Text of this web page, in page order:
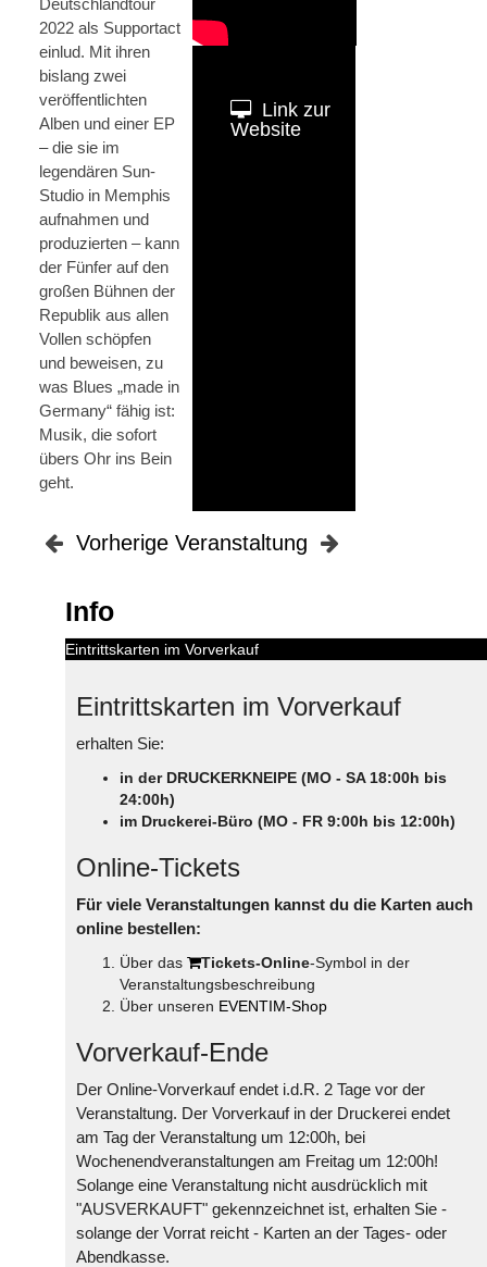
2022 als Supportact
einlud. Mit ihren
bislang zwei
veröffentlichten
Alben und einer EP
– die sie im
legendären Sun-
Studio in Memphis
aufnahmen und
produzierten – kann
der Fünfer auf den
großen Bühnen der
Republik aus allen
Vollen schöpfen
und beweisen, zu
was Blues „made in
Germany“ fähig ist:
Musik, die sofort
übers Ohr ins Bein
geht.
Link zur
Website
Vorherige Veranstaltung
Info
Eintrittskarten im Vorverkauf
Eintrittskarten im Vorverkauf
erhalten Sie:
in der DRUCKERKNEIPE (MO - SA 18:00h bis
24:00h)
im Druckerei-Büro (MO - FR 9:00h bis 12:00h)
Online-Tickets
Für viele Veranstaltungen kannst du die Karten auch
online bestellen:
Über das Tickets-Online-Symbol in der
Veranstaltungsbeschreibung
Über unseren EVENTIM-Shop
Vorverkauf-Ende
Der Online-Vorverkauf endet i.d.R. 2 Tage vor der
Veranstaltung. Der Vorverkauf in der Druckerei endet
am Tag der Veranstaltung um 12:00h, bei
Wochenendveranstaltungen am Freitag um 12:00h!
Solange eine Veranstaltung nicht ausdrücklich mit
"AUSVERKAUFT" gekennzeichnet ist, erhalten Sie -
solange der Vorrat reicht - Karten an der Tages- oder
Abendkasse.